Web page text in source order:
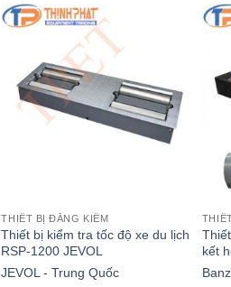
THIẾT BỊ ĐĂNG KIỂM
Thiết bị kiểm tra tốc độ xe du lịch
RSP-1200 JEVOL
JEVOL - Trung Quốc
kết